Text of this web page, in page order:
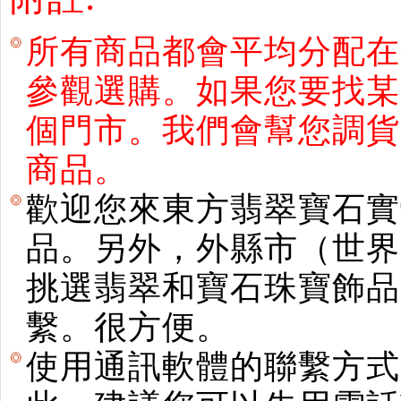
所有商品都會平均分配
參觀選購。如果您要找
個門市。我們會幫您調
商品。
歡迎您來東方翡翠寶石
品。另外，外縣市（世
挑選翡翠和寶石珠寶飾
繫。很方便。
使用通訊軟體的聯繫方